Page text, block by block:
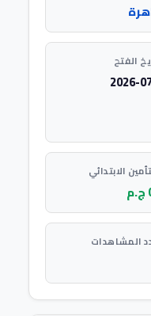
الفتح
2026-
الابتدائي
المشاهدات